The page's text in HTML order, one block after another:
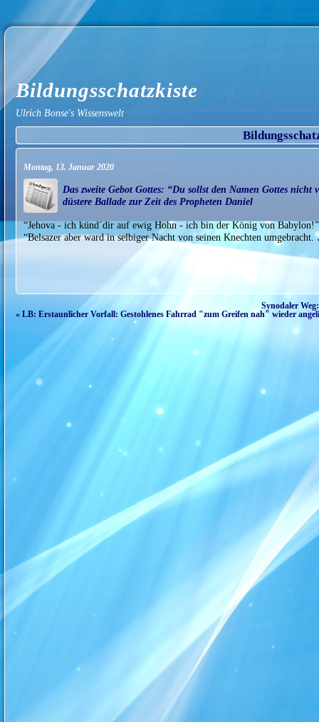
Bildungsschatzkiste
Ulrich Bonse's Wissenswelt
Montag, 13. Januar 2020
Das zweite Gebot Gottes: “Du sollst den Namen Gottes
düstere Ballade zur Zeit des Propheten Daniel
“Jehova - ich künd´dir auf ewig Hohn - ich bin der König von
“Belsazer aber ward in selbiger Nacht von seinen Knechten umgebracht.
Synodaler
« LB: Erstaunlicher Vorfall: Gestohlenes Fahrrad "zum Greifen nah" wieder